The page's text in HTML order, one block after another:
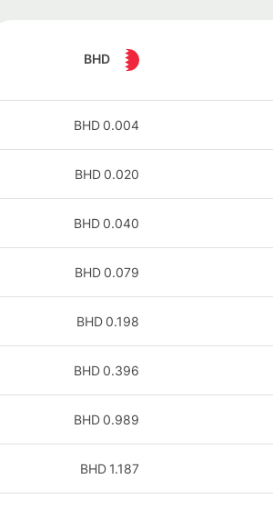
BHD
0.004
BHD
0.020
BHD
0.040
BHD
0.079
BHD
0.198
BHD
0.396
BHD
0.989
BHD
1.187
BHD